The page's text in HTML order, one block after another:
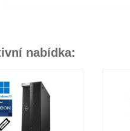
nabídka: